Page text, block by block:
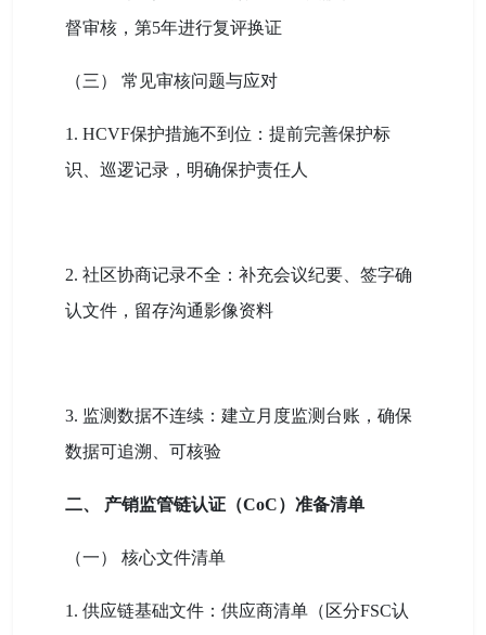
督审核，第5年进行复评换证
（三） 常见审核问题与应对
1. HCVF保护措施不到位：提前完善保护标
识、巡逻记录，明确保护责任人
2. 社区协商记录不全：补充会议纪要、签字确
认文件，留存沟通影像资料
3. 监测数据不连续：建立月度监测台账，确保
数据可追溯、可核验
二、 产销监管链认证（CoC）准备清单
（一） 核心文件清单
1. 供应链基础文件：供应商清单（区分FSC认